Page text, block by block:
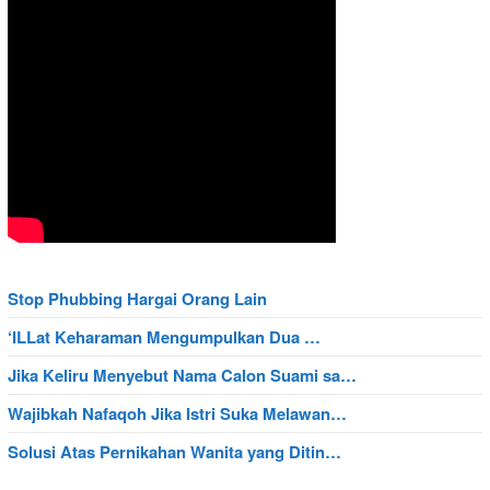
Stop Phubbing Hargai Orang Lain
‘ILLat Keharaman Mengumpulkan Dua …
Jika Keliru Menyebut Nama Calon Suami sa…
Wajibkah Nafaqoh Jika Istri Suka Melawan…
Solusi Atas Pernikahan Wanita yang Ditin…